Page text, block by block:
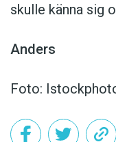
skulle känna sig
Anders
Foto: